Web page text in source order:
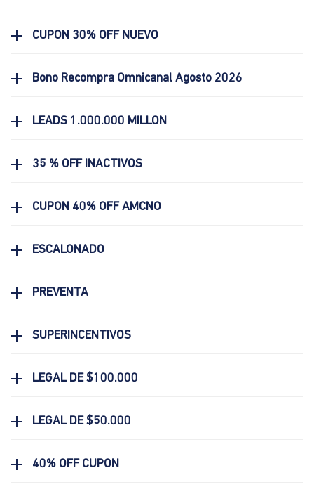
CUPON 30% OFF NUEVO
Bono Recompra Omnicanal Agosto 2026
LEADS 1.000.000 MILLON
35 % OFF INACTIVOS
CUPON 40% OFF AMCNO
ESCALONADO
PREVENTA
SUPERINCENTIVOS
LEGAL DE $100.000
LEGAL DE $50.000
40% OFF CUPON